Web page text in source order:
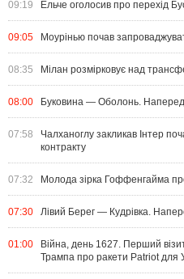
09:19 Ельче оголосив про перехід
09:05 Моурінью почав
08:35 Мілан розмірковує над
08:00 Буковина — Оболонь.
07:58
Чалханоглу закликав Інтер
контракту
07:32 Молода зірка Гоффенгайма
07:30 Лівий Берег — Кудрівка.
01:00
Війна, день 1627. Перший
Трампа про ракети Patriot для